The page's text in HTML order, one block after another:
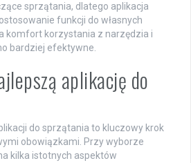
sprzątania, dlatego aplikacja
funkcji do własnych
komfort korzystania z narzędzia i
bardziej efektywne.
aplikację do
do sprzątania to kluczowy krok
obowiązkami. Przy wyborze
kilka istotnych aspektów